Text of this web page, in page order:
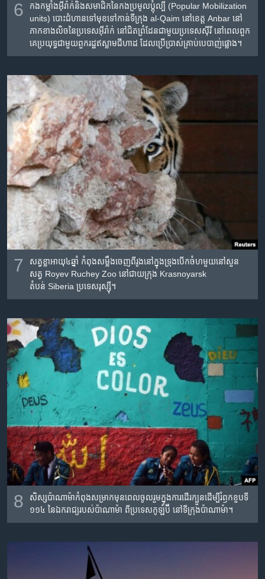
6
កង​កម្លាំង​អ៊ីរ៉ាក់​និង​សមាជិក​នៃ​កង​ប្រមូល​ប្តុំ​ល្បី (Popular Mobilization
units) បោះ​ជំហាន​ទៅមុខ​ទៅ​កាន់​ទីក្រុង al-Qaim នៅ​ខេត្ត Anbar នៅ​
ភាក​ខាង​លិច​នៃ​ប្រទេស​អ៊ីរ៉ាក់ នៅ​ជិត​ព្រំដែន​ជាមួយ​ប្រទេស​ស៊ីរី នៅ​ពេល​ពួក​
គេ​ប្រយុទ្ធ​ជាមួយ​ពួក​រដ្ឋ​ឥស្លាម​ជីហាដ ដែល​ប្រើ​ប្រាស់​គ្រាប់​បេ​បាញ់​ផ្លោង។
7
សត្វ​ខ្លា​អាយុ​៤​ឆ្នាំ កំពុ​ង​សម្លឹង​ចេញ​ពី​រូង​នៅក្នុង​ទ្រុង​បើក​ចំហ​មួយ​នៅ​សួន​
សត្វ Royev Ruchey Zoo នៅ​ជាយក្រុង​ Krasnoyarsk
តំបន់ Siberia ប្រទេស​រុស្ស៊ី។
8
សិស្ស​ប៉ាណាម៉ា​កំពុង​សម្រាក​មុន​ពេល​ចូល​រួម​ក្នុង​ការ​ដើរ​ក្បួន​ដើម្បី​រំឭក​ខួប​ទី​
១១៤ នៃ​ឯករាជ្យ​របស់​ប៉ាណាម៉ា ពី​ប្រទេស​កូឡំប៊ី នៅ​ទីក្រុង​ប៉ាណាម៉ា។